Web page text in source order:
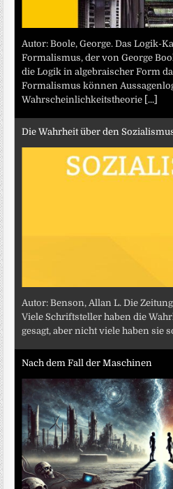
Autor: Boole, George. Das Logik-
Formalismus, der von George
die Logik in algebraischer Form
Formalismus können
Wahrscheinlichkeitstheorie [...]
Die Wahrheit über den
Autor: Benson, Allan L. Die
Viele Schriftsteller haben die
gesagt, aber nicht viele haben sie
Nach dem Fall der Maschinen